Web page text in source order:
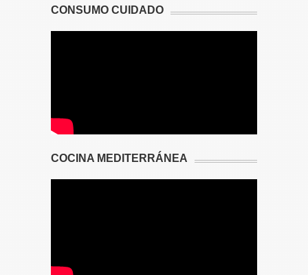
CONSUMO CUIDADO
COCINA MEDITERRÁNEA